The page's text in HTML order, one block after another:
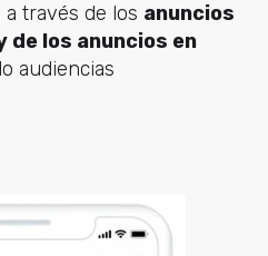
través de los anuncios
los anuncios en
audiencias